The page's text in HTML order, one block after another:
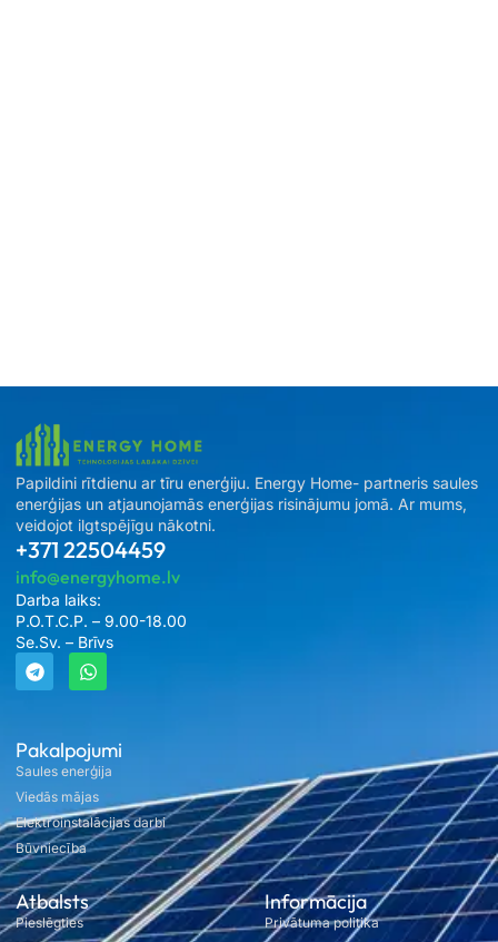
Pakalpojumi
Saules enerģija
Viedās mājas
Elektroinstalācijas darbi
Būvniecība
Atbalsts
Pieslēgties
Informācija
Privātuma politika
Papildini rītdienu ar tīru enerģiju. Energy Home- partneris saules
enerģijas un atjaunojamās enerģijas risinājumu jomā. Ar mums,
veidojot ilgtspējīgu nākotni.
+371 22504459
info@energyhome.lv
Darba laiks:
P.O.T.C.P. – 9.00-18.00
Se.Sv. – Brīvs